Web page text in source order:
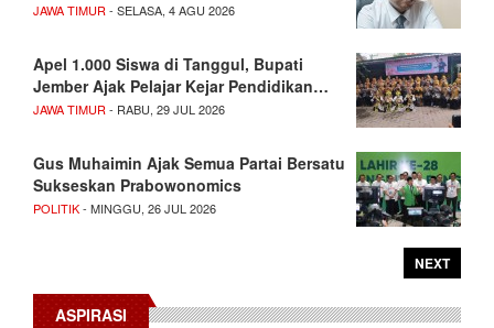
JAWA TIMUR- SELASA, 4 AGU 2026
Apel 1.000 Siswa di Tanggul, Bupati
Jember Ajak Pelajar Kejar Pendidikan…
JAWA TIMUR- RABU, 29 JUL 2026
Gus Muhaimin Ajak Semua Partai Bersatu
Sukseskan Prabowonomics
POLITIK- MINGGU, 26 JUL 2026
NEXT
ASPIRASI